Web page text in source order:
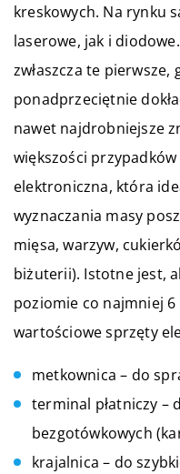
kreskowych. Na rynku
laserowe, jak i
zwłaszcza te pierwsze,
ponadprzeciętnie
nawet najdrobniejsze
większości
elektroniczna, która
wyznaczania masy
mięsa, warzyw,
biżuterii). Istotne jest,
poziomie co najmniej
wartościowe sprzęty
metkownica – do
terminal płatniczy –
bezgotówkowych
krajalnica – do